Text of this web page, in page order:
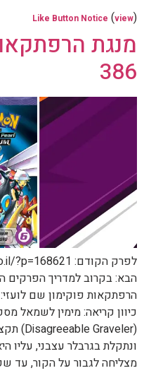
Like Button Notice (view)
מנגת
386
הבא: בקרוב למדריך הפרקים
ונתקלת בגרבלר עצבני, עליו
מצליחה לגבור על הקור, עד